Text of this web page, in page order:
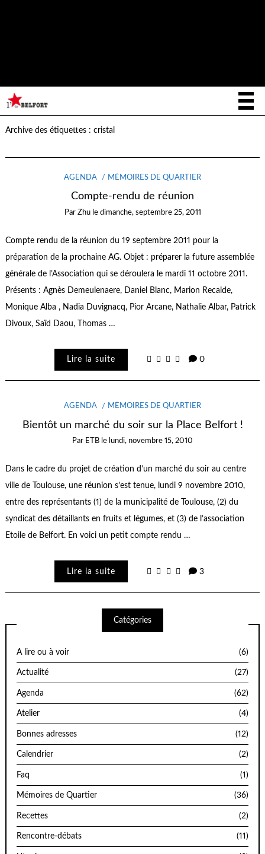
Archive des étiquettes : cristal
AGENDA MÉMOIRES DE QUARTIER
Compte-rendu de réunion
Par Zhu le dimanche, septembre 25, 2011
Compte rendu de la réunion du 19 septembre 2011 pour la
préparation de la prochaine AG. Objet : préparer la future assemblée
générale de l’Association qui se déroulera le mardi 11 octobre 2011.
Présents : Agnès Demeulenaere, Daniel Blanc, Marion Recalde,
Monique Alba , Nadia Duvignacq, Pior Arcane, Nathalie Albar, Patrick
Divoux, Saïd Daou, Thomas …
Lire la suite 0
AGENDA MÉMOIRES DE QUARTIER
Bientôt un marché du soir sur la Place Belfort !
Par ETB le lundi, novembre 15, 2010
Dans le cadre du projet de création d’un marché du soir au centre
ville de Toulouse, une réunion s’est tenue, lundi 9 novembre 2010,
entre des représentants (1) de la municipalité de Toulouse, (2) du
syndicat des détaillants en fruits et légumes, et (3) de l’association
Etoile de Belfort. En voici un petit compte rendu …
Lire la suite 3
Catégories
A lire ou à voir (6)
Actualité (27)
Agenda (62)
Atelier (4)
Bonnes adresses (12)
Calendrier (2)
Faq (1)
Mémoires de Quartier (36)
Recettes (2)
Rencontre-débats (11)